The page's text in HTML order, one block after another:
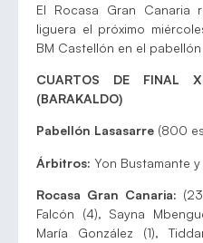
El Rocasa Gran Canaria
liguera el próximo
BM Castellón en el
CUARTOS DE FINAL
(BARAKALDO)
Pabellón Lasasarre (800
Árbitros: Yon Bustamante
Rocasa Gran Canaria:
Falcón (4), Sayna
María González (1),